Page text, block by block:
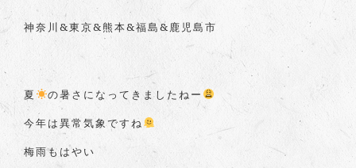
神奈川&東京&熊本&福島&鹿児島市
夏
の暑さになってきましたねー
今年は異常気象ですね
梅雨もはやい